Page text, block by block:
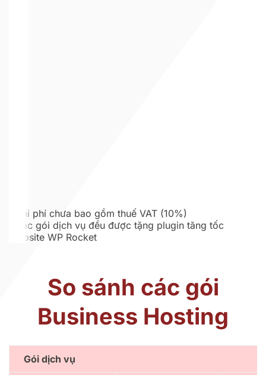
*Chi phí chưa bao gồm thuế VAT (10%)
*Các gói dịch vụ đều được tặng plugin tăng tốc
Website WP Rocket
So sánh các gói
Business Hosting
Gói dịch vụ